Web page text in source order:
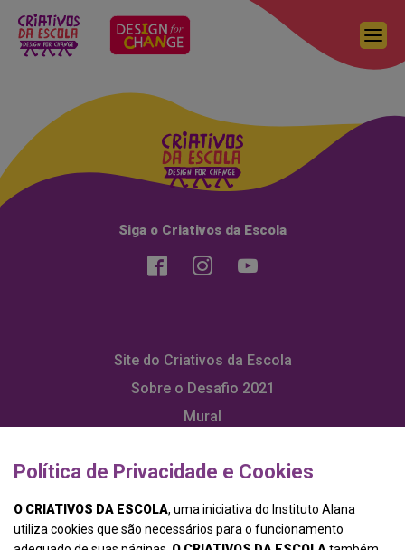
Siga o Criativos da Escola
Site do Criativos da Escola
Sobre o Desafio 2021
Mural
Política de Privacidade
VOTAR
Política de Privacidade e Cookies
O CRIATIVOS DA ESCOLA, uma iniciativa do Instituto Alana
utiliza cookies que são necessários para o funcionamento